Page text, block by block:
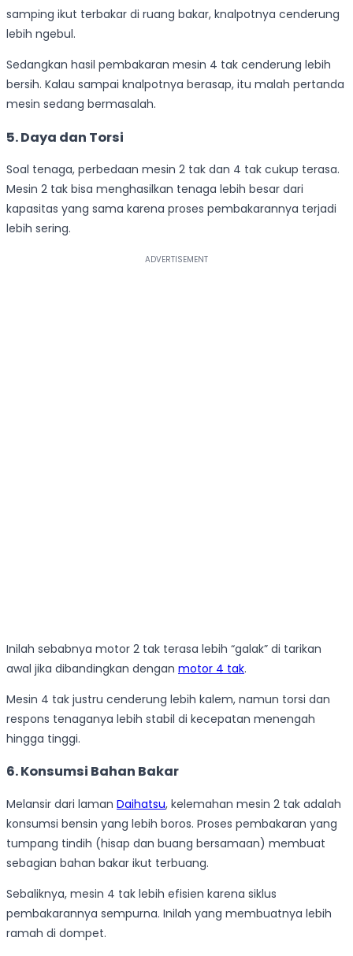
samping ikut terbakar di ruang bakar, knalpotnya cenderung
lebih ngebul.
Sedangkan hasil pembakaran mesin 4 tak cenderung lebih
bersih. Kalau sampai knalpotnya berasap, itu malah pertanda
mesin sedang bermasalah.
5. Daya dan Torsi
Soal tenaga, perbedaan mesin 2 tak dan 4 tak cukup terasa.
Mesin 2 tak bisa menghasilkan tenaga lebih besar dari
kapasitas yang sama karena proses pembakarannya terjadi
lebih sering.
Inilah sebabnya motor 2 tak terasa lebih “galak” di tarikan
awal jika dibandingkan dengan motor 4 tak.
Mesin 4 tak justru cenderung lebih kalem, namun torsi dan
respons tenaganya lebih stabil di kecepatan menengah
hingga tinggi.
6. Konsumsi Bahan Bakar
Melansir dari laman Daihatsu, kelemahan mesin 2 tak adalah
konsumsi bensin yang lebih boros. Proses pembakaran yang
tumpang tindih (hisap dan buang bersamaan) membuat
sebagian bahan bakar ikut terbuang.
Sebaliknya, mesin 4 tak lebih efisien karena siklus
pembakarannya sempurna. Inilah yang membuatnya lebih
ramah di dompet.